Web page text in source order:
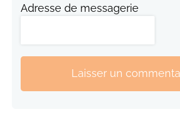
Adresse de messagerie
Laisser un